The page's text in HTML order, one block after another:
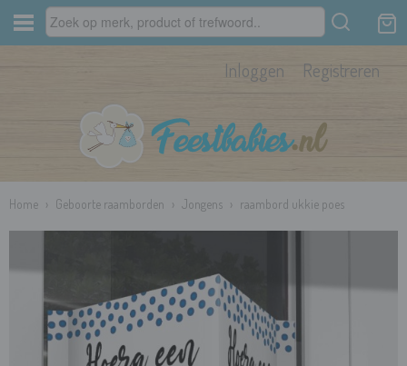
Inloggen Registreren
Home › Geboorte raamborden › Jongens › raambord ukkie poes